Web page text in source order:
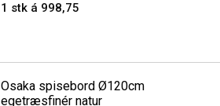
1 stk á 998,75
Osaka spisebord Ø120cm
egetræsfinér natur